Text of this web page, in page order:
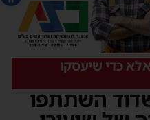
כדי שיעסקו
השתתפו